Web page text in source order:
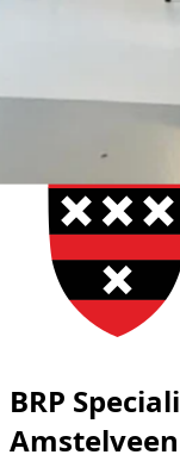
BRP
Amstelveen